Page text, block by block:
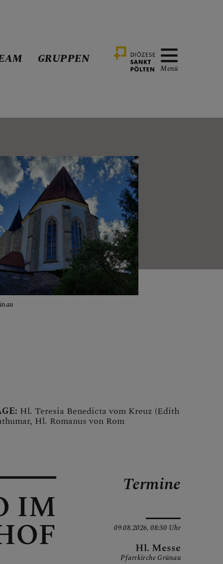
GRUPPEN
Menü
Hl. Teresia Benedicta vom Kreuz (Edith
Hl. Romanus von Rom
IM
Termine
09.08.2026,08:30 Uhr
Hl. Messe
Pfarrkirche Grünau